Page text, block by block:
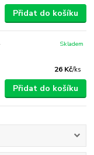
Přidat do košíku
26 Kč/ks
Skladem
Přidat do košíku